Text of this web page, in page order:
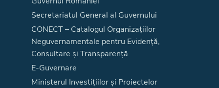
Secretariatul General al Guvernului
CONECT – Catalogul Organizațiilor
Neguvernamentale pentru Evidență,
Consultare și Transparență
E-Guvernare
Ministerul Investițiilor și Proiectelor